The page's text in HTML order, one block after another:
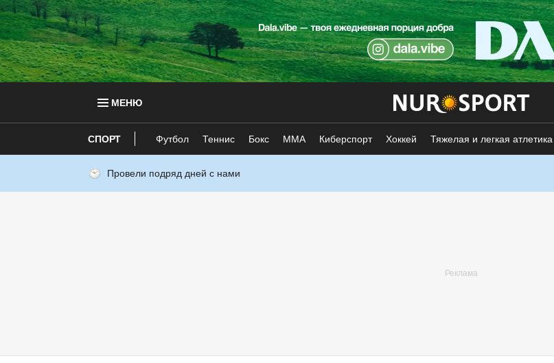
МЕНЮ
СПОРТ Футбол Теннис Бокс ММА Киберспорт Хоккей Тяжелая и легкая атлетика
Провели подряд дней с нами